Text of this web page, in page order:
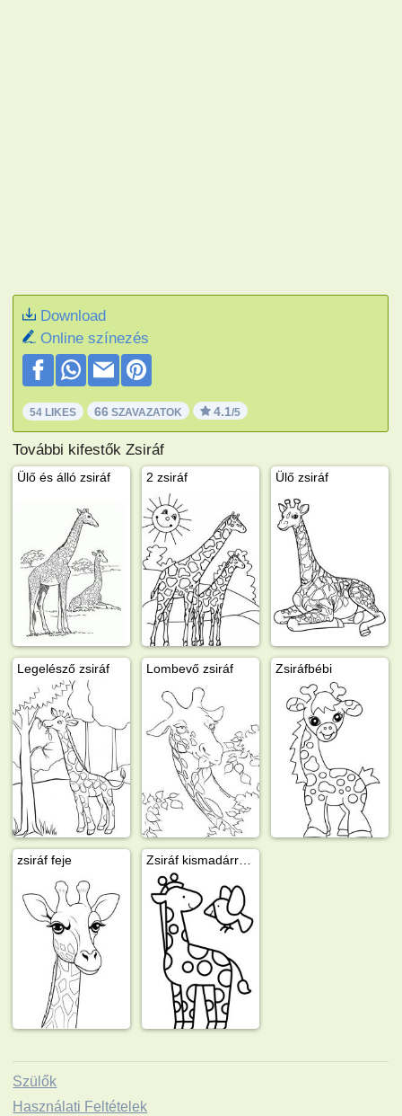
Download
Online színezés
54 LIKES 66 SZAVAZATOK 4.1/5
További kifestők Zsiráf
Ülő és álló zsiráf 2 zsiráf Ülő zsiráf
Legelésző zsiráf Lombevő zsiráf Zsiráfbébi
zsiráf feje
Szülők
Használati Feltételek